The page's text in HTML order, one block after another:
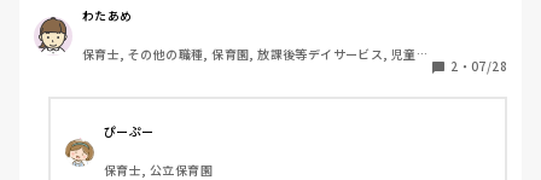
わたしはデイサービス勤務ですが、
現に2名ほど遭遇しました‥
2度目からは、なんか平然に対応してる自分にびっくりしま
最初のデイサービスでは、洗ってあげたり、
わたあめ
保育士, その他の職種, 保育園, 放課後等デイサービス, 児童発
2 ・ 07/28
ぴーぷー
保育士, 公立保育園